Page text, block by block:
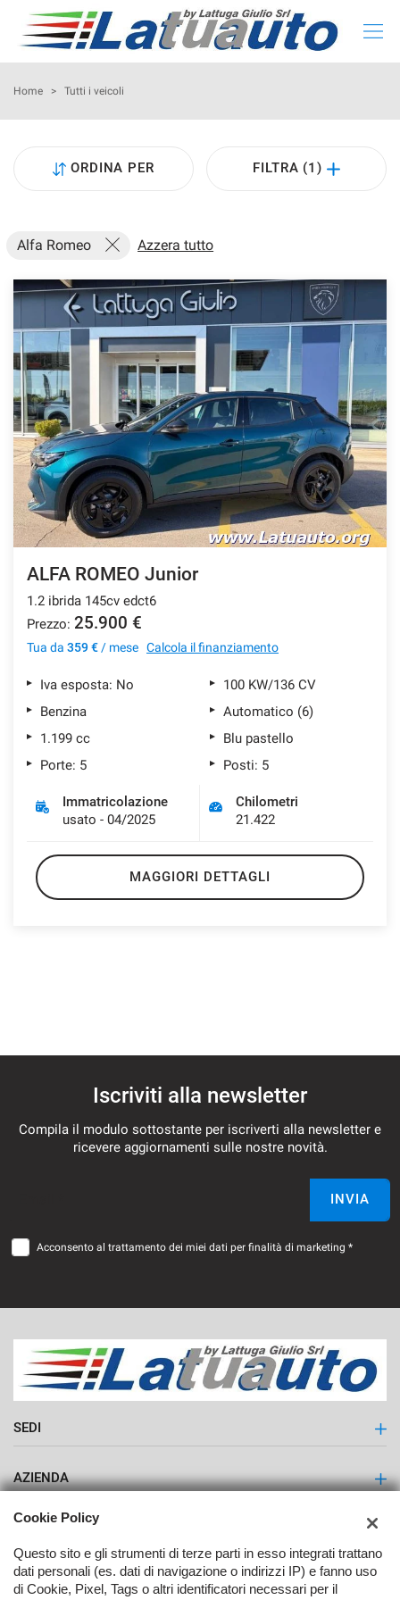
HOME
LISTA USATO
CONFIGURA LA TUA AUTO
NOLEGGIO
RITIRIAMO IL TUO USATO
ASSISTENZA
SERVIZI
DICONO DI NOI
CONTATTI
NEWS
Home > Tutti i veicoli
ORDINA PER FILTRA (1)
Alfa Romeo Azzera tutto
ALFA ROMEO Junior
1.2 ibrida 145cv edct6
Prezzo: 25.900 €
Tua da 359 € / mese Calcola il finanziamento
Iva esposta: No
100 KW/136 CV
Benzina
Automatico (6)
1.199 cc
Blu pastello
Porte: 5
Posti: 5
Immatricolazione
usato - 04/2025
Chilometri
21.422
MAGGIORI DETTAGLI
Iscriviti alla newsletter
Compila il modulo sottostante per iscriverti alla newsletter e
ricevere aggiornamenti sulle nostre novità.
INVIA
Acconsento al trattamento dei miei dati per finalità di marketing *
SEDI
AZIENDA
Contatti
Cookie Policy
Questo sito e gli strumenti di terze parti in esso integrati trattano
dati personali (es. dati di navigazione o indirizzi IP) e fanno uso
di Cookie, Pixel, Tags o altri identificatori necessari per il